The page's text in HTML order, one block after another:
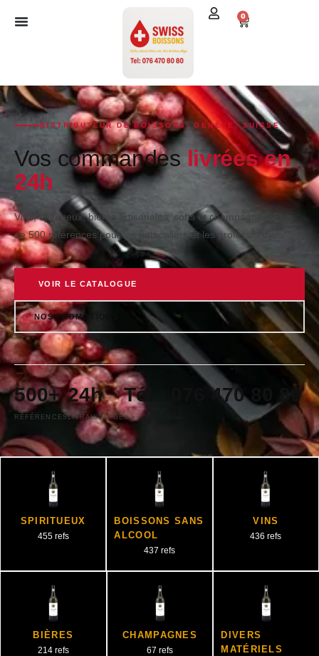
0
DISTRIBUTEUR DE BOISSONS· GENÈVE, SUISSE
Vos commandes livrées en
24h
Vins, spiritueux, bières artisanales, softs et champagnes. Plus
de 500 références pour les particuliers et les professionnels.
VOIR LE CATALOGUE
NOS PROMOTIONS
500+
RÉFÉRENCES
24h
LIVRAISON GE
Tél : 076 470 80 80
SPIRITUEUX
455 refs
BOISSONS SANS
ALCOOL
437 refs
VINS
436 refs
BIÈRES
214 refs
CHAMPAGNES
67 refs
DIVERS
MATÉRIELS